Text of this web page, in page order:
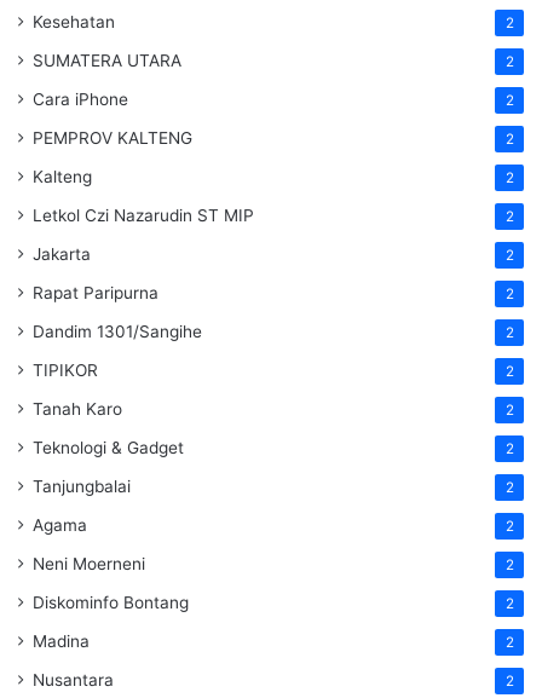
Kesehatan 2
SUMATERA UTARA 2
Cara iPhone 2
PEMPROV KALTENG 2
Kalteng 2
Letkol Czi Nazarudin ST MIP 2
Jakarta 2
Rapat Paripurna 2
Dandim 1301/Sangihe 2
TIPIKOR 2
Tanah Karo 2
Teknologi & Gadget 2
Tanjungbalai 2
Agama 2
Neni Moerneni 2
Diskominfo Bontang 2
Madina 2
Nusantara 2